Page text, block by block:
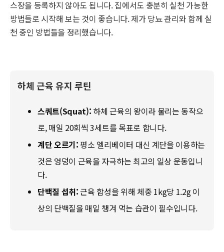
스장을 등록하지 않아도 됩니다. 집에서도 충분히 실천 가능한
방법들로 시작해 보는 것이 좋습니다. 제가 당뇨 관리와 함께 실
천 중인 방법들을 정리했습니다.
하체 근육 유지 루틴
스쿼트(Squat): 하체 근육의 왕이라 불리는 동작으
로, 매일 20회씩 3세트를 목표로 합니다.
계단 오르기: 평소 엘리베이터 대신 계단을 이용하는
것은 엉덩이 근육을 자극하는 최고의 일상 운동입니
다.
단백질 섭취:근육 합성을 위해 체중 1kg당 1.2g 이
상의 단백질을 매일 챙겨 먹는 습관이 필수입니다.